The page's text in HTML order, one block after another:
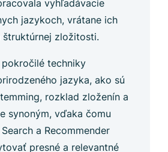
vyhľadávacie
jazykoch, vrátane ich
štruktúrnej zložitosti.
techniky
jazyka, ako sú
rozklad zloženín a
synoným, vďaka čomu
a Recommender
presné a relevantné